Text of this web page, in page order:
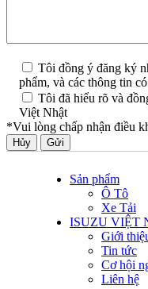
Tôi đồng ý đăng ký
phẩm, và các thông tin
Tôi đã hiểu rõ và
Việt Nhật
*Vui lòng chấp nhận điều
Hủy
Sản phẩm
Ô Tô
Xe Tải
ISUZU VIỆT
Giới
Tin tức
Cơ hội
Liên hệ